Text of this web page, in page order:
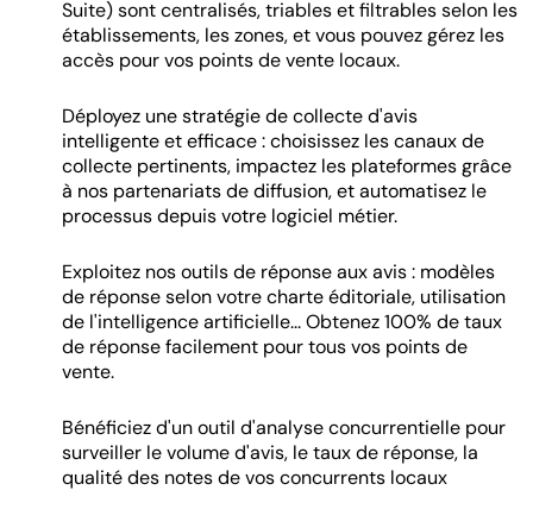
Suite) sont centralisés, triables et filtrables selon les
établissements, les zones, et vous pouvez gérez les
accès pour vos points de vente locaux.
Déployez une stratégie de collecte d'avis
intelligente et efficace : choisissez les canaux de
collecte pertinents, impactez les plateformes grâce
à nos partenariats de diffusion, et automatisez le
processus depuis votre logiciel métier.
Exploitez nos outils de réponse aux avis : modèles
de réponse selon votre charte éditoriale, utilisation
de l'intelligence artificielle... Obtenez 100% de taux
de réponse facilement pour tous vos points de
vente.
Bénéficiez d'un outil d'analyse concurrentielle pour
surveiller le volume d'avis, le taux de réponse, la
qualité des notes de vos concurrents locaux